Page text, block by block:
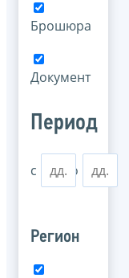
Брошюра
Документ
Период
с по
Регион